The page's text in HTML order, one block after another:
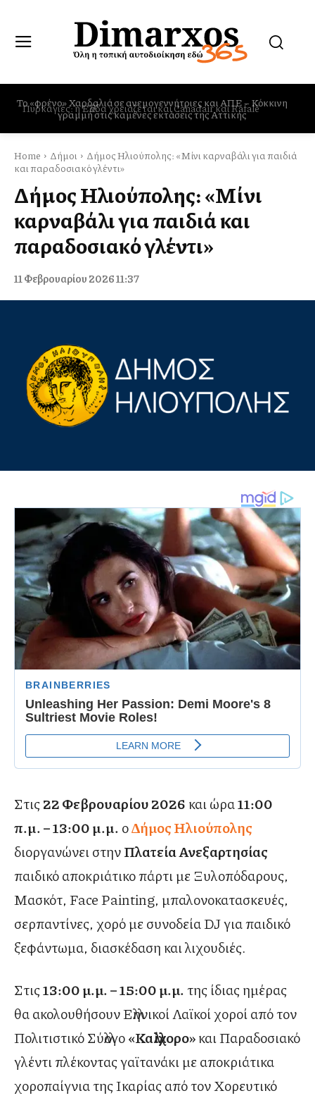
Πυρκαγιές: η Ελλάδα χρειάζεται και Canadair και Rafale
Home Δήμοι
Δήμος Ηλιούπολης: «Μίνι καρναβάλι για παιδιά
και παραδοσιακό γλέντι»
Δήμος Ηλιούπολης: «Μίνι
καρναβάλι για παιδιά και
παραδοσιακό γλέντι»
11 Φεβρουαρίου 2026 11:37
Στις 22 Φεβρουαρίου 2026 και ώρα11:00
π.μ. – 13:00 μ.μ. ο∆ήµος Ηλιούπολης
διοργανώνει στηνΠλατεία Ανεξαρτησίας
παιδικό αποκριάτικο πάρτι µε Ξυλοπόδαρους,
Μασκότ, Face Painting, µπαλονοκατασκευές,
σερπαντίνες, χορό µε συνοδεία DJ για παιδικό
ξεφάντωµα, διασκέδαση και λιχουδιές.
Στις13:00 µ.µ. – 15:00 µ.µ.της ίδιας ηµέρας
θα ακολουθήσουν Ελληνικοί Λαϊκοί χοροί από τον
Πολιτιστικό Σύλλογο«Καλλίχορο»και Παραδοσιακό
γλέντι πλέκοντας γαϊτανάκι με αποκριάτικα
χοροπαίγνια της Ικαρίας από τον Χορευτικό